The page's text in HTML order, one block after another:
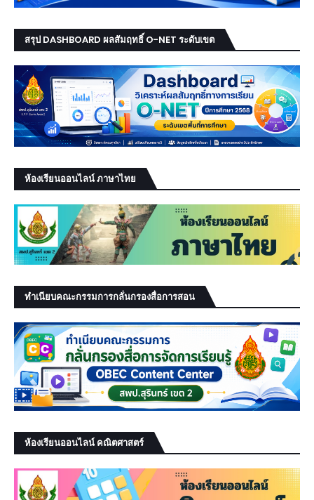
สรุป DASHBOARD ผลสัมฤทธิ์ O-NET ระดับเขต
ห้องเรียนออนไลน์ ภาษาไทย
ทำเนียบคณะกรรมการกลั่นกรองสื่อการสอน
ห้องเรียนออนไลน์ คณิตศาสตร์